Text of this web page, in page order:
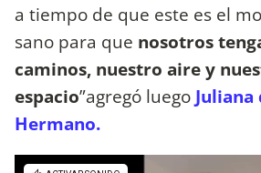
a tiempo de que este es el
sano para que nosotros
caminos, nuestro aire y
espacio”agregó luego Juliana
Hermano.